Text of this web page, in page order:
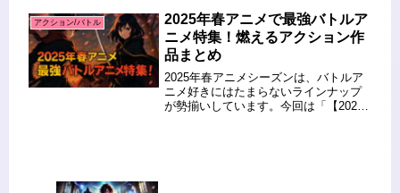
ーリーの再現度、キャストの演技な
ど、視聴者の間でさまざまな意見が
交...
アクション/バトル
2025年春アニメで最強バトルア
ニメ特集！燃えるアクション作
品まとめ
2025年春アニメシーズンは、バトルア
ニメ好きにはたまらないラインナップ
が勢揃いしています。今回は「【2025